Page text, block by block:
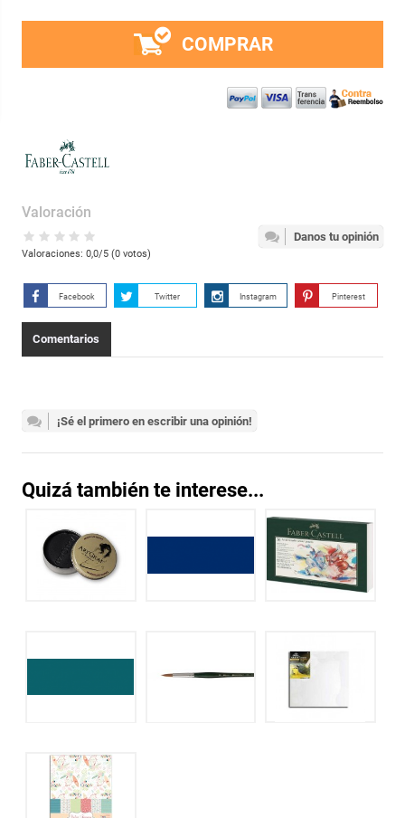
COMPRAR
Danos tu opinión
Valoración
Valoraciones: 0,0/5 (0votos)
Facebook Twitter Instagram Pinterest
Comentarios
¡Sé el primero en escribir una opinión!
Quizá también te interese...